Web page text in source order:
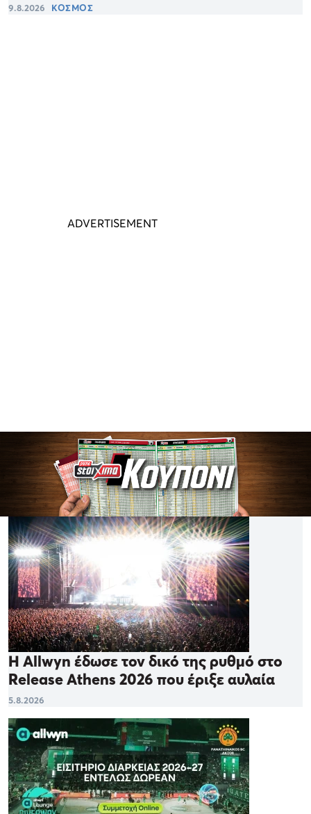
9.8.2026 ΚΟΣΜΟΣ
Η Allwyn έδωσε τον δικό της ρυθμό στο
Release Athens 2026 που έριξε αυλαία
5.8.2026